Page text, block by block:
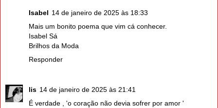
Isabel 14 de janeiro de 2025 às 18:33
Mais um bonito poema que vim cá conhecer.
Isabel Sá
Brilhos da Moda
Responder
lis 14 de janeiro de 2025 às 21:41
É verdade , 'o coração não devia sofrer por amor '